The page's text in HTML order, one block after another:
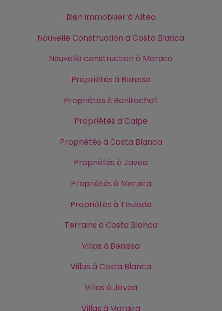
Bien immobilier à Altea
Nouvelle Construction à Costa Blanca
Nouvelle construction à Moraira
Propriétés à Benissa
Propriétés à Benitachell
Propriétés à Calpe
Propriétés à Costa Blanca
Propriétés à Javea
Propriétés à Moraira
Propriétés à Teulada
Terrains à Costa Blanca
Villas à Benissa
Villas à Costa Blanca
Villas à Javea
Villas à Moraira